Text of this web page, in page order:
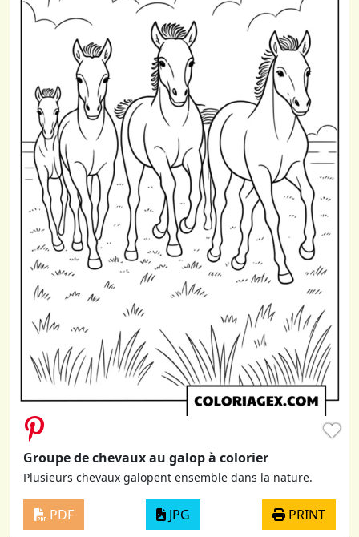
♥
Groupe de chevaux au galop à colorier
Plusieurs chevaux galopent ensemble dans la nature.
PDF JPG PRINT